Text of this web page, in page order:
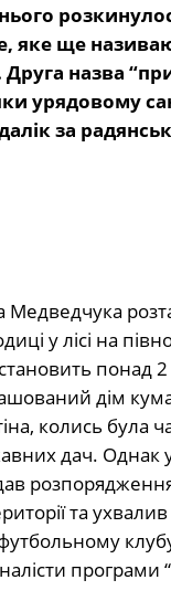
яке ще
Друга назва
урядовому
за
дім
колись була
дач. Однак
та
програми